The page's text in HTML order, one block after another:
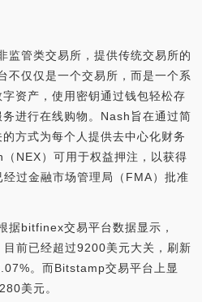
监管类交易所，提供传统交易所的
不仅仅是一个交易所，而是一个系
资产，使用密钥通过钱包轻松存
进行在线购物。Nash旨在通过简
方式为每个人提供去中心化财务
NEX）可用于权益押注，以获得
过金融市场管理局（FMA）批准
据bitfinex交易平台数据显示，
前已经超过9200美元大关，刷新
。而Bitstamp交易平台上显
美元。